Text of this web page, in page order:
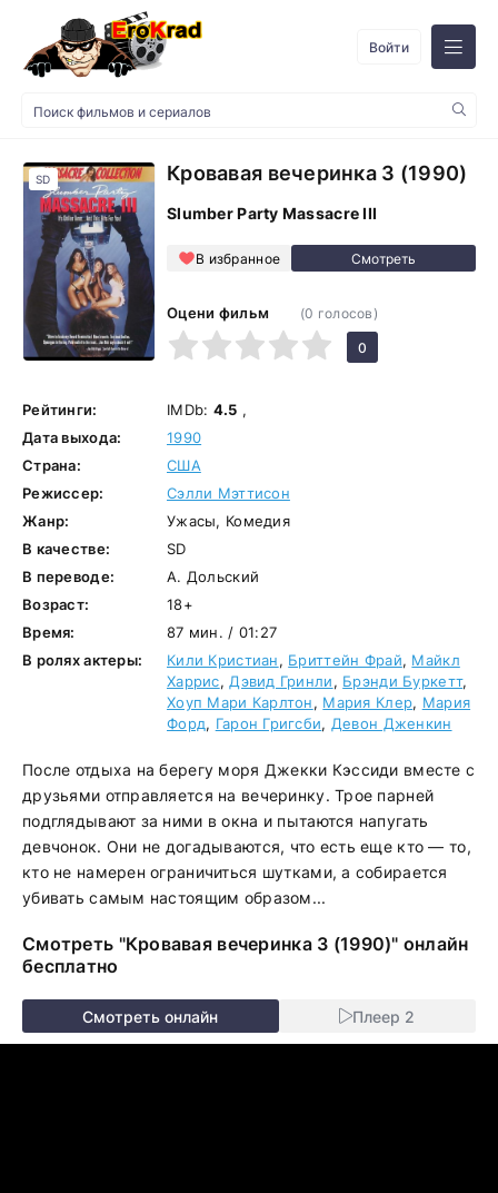
Войти
Кровавая вечеринка 3 (1990)
Slumber Party Massacre III
В избранное
SD
Оцени фильм
1
2 3 5
(0 голосов)
0
Рейтинги: IMDb: 4.5 ,
Дата выхода:
1990
Страна:
США
Режиссер:
Сэлли Мэттисон
Жанр:
Ужасы, Комедия
В качестве:
SD
В переводе:
А. Дольский
Возраст:
18+
Время:
87 мин. / 01:27
В ролях актеры:
Кили Кристиан, Бриттейн Фрай, Майкл
Харрис, Дэвид Гринли, Брэнди Буркетт,
Хоуп Мари Карлтон, Мария Клер, Мария
Форд, Гарон Григсби, Девон Дженкин
После отдыха на берегу моря Джекки Кэссиди вместе с
друзьями отправляется на вечеринку. Трое парней
подглядывают за ними в окна и пытаются напугать
девчонок. Они не догадываются, что есть еще кто — то,
кто не намерен ограничиться шутками, а собирается
убивать самым настоящим образом...
Смотреть "Кровавая вечеринка 3 (1990)" онлайн
бесплатно
Смотреть онлайн Плеер 2